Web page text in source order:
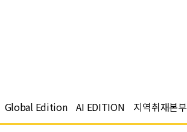
Global Edition AI EDITION 지역취재본부